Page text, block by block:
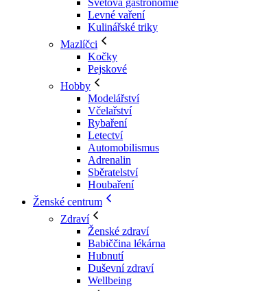
Světová gastronomie
Levné vaření
Kulinářské triky
Mazlíčci
Kočky
Pejskové
Hobby
Modelářství
Včelařství
Rybaření
Letectví
Automobilismus
Adrenalin
Sběratelství
Houbaření
Ženské centrum
Zdraví
Ženské zdraví
Babiččina lékárna
Hubnutí
Duševní zdraví
Wellbeing